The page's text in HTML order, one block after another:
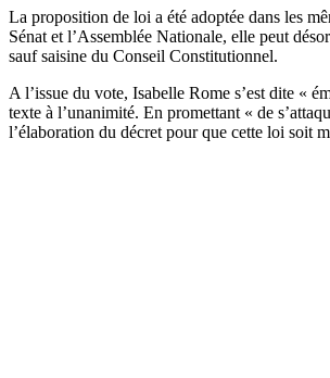
La proposition de loi a été adoptée dans les
Sénat et l’Assemblée Nationale, elle peut
sauf saisine du Conseil Constitutionnel.
A l’issue du vote, Isabelle Rome s’est dite «
texte à l’unanimité. En promettant « de
l’élaboration du décret pour que cette loi soit